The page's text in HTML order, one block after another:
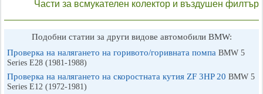
Части за всмукателен колектор и въздушен филтър
Подобни статии за други видове автомобили BMW:
Проверка на налягането на горивото/горивната помпа BMW 5
Series E28 (1981-1988)
Проверка на налягането на скоростната кутия ZF 3HP 20 BMW 5
Series E12 (1972-1981)